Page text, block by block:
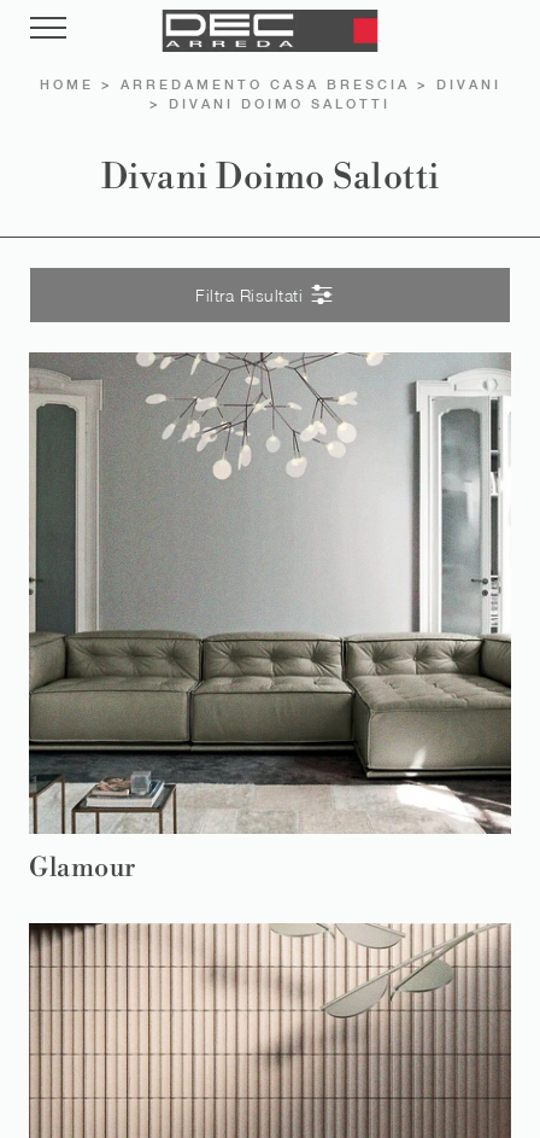
HOME > ARREDAMENTO CASA BRESCIA >
DIVANI
> DIVANI DOIMO SALOTTI
Divani Doimo Salotti
Filtra Risultati
Glamour